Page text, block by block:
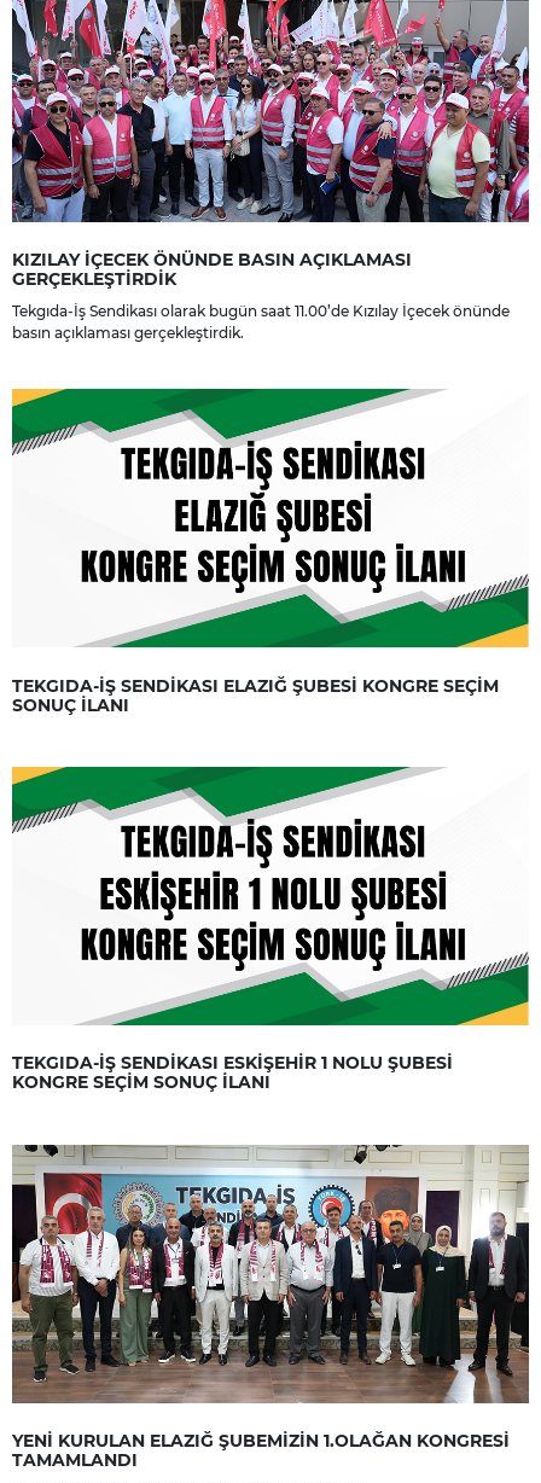
KIZILAY İÇECEK ÖNÜNDE BASIN AÇIKLAMASI
GERÇEKLEŞTİRDİK
Tekgıda-İş Sendikası olarak bugün saat 11.00’de Kızılay İçecek önünde
basın açıklaması gerçekleştirdik.
TEKGIDA-İŞ SENDİKASI ELAZIĞ ŞUBESİ KONGRE SEÇİM
SONUÇ İLANI
TEKGIDA-İŞ SENDİKASI ESKİŞEHİR 1 NOLU ŞUBESİ
KONGRE SEÇİM SONUÇ İLANI
YENİ KURULAN ELAZIĞ ŞUBEMİZİN 1.OLAĞAN KONGRESİ
TAMAMLANDI